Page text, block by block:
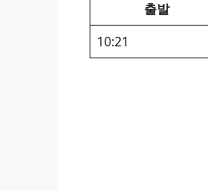
출발
10:21